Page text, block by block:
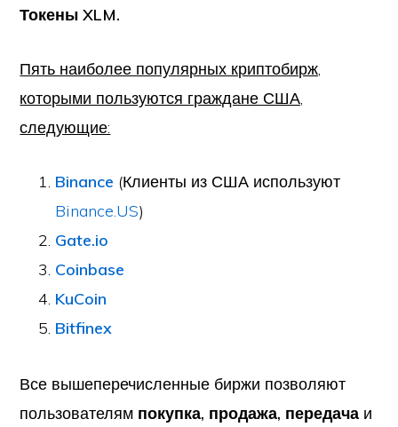
Токены XLM.
Пять наиболее популярных криптобирж,
которыми пользуются граждане США,
следующие:
Binance (Клиенты из США используют
Binance.US)
Gate.io
Coinbase
KuCoin
Bitfinex
Все вышеперечисленные биржи позволяют
пользователям покупка, продажа, передача и